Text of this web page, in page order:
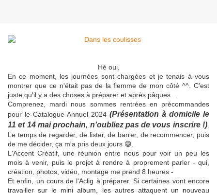
Hé oui,
En ce moment, les journées sont chargées et je tenais à vous
montrer que ce n'était pas de la flemme de mon côté ^^. C'est
juste qu'il y a des choses à préparer et après pâques...
Comprenez, mardi nous sommes rentrées en précommandes
pour le Catalogue Annuel 2024 (Présentation à domicile le
11 et 14 mai prochain, n'oubliez pas de vous inscrire !)
Le temps de regarder, de lister, de barrer, de recommencer, puis
de me décider, ça m'a pris deux jours 😅.
L'Accent Créatif, une réunion entre nous pour voir un peu les
mois à venir, puis le projet à rendre à proprement parler - qui,
création, photos, vidéo, montage me prend 8 heures -
Et enfin, un cours de l'Aclig à préparer. Si certaines vont encore
travailler sur le mini album, les autres attaquent un nouveau